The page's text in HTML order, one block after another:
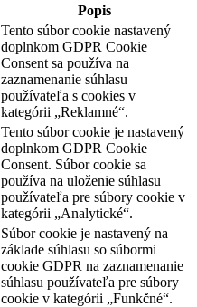
Popis
Tento súbor cookie nastavený
doplnkom GDPR Cookie
Consent sa používa na
zaznamenanie súhlasu
používateľa s cookies v
kategórii „Reklamné“.
Tento súbor cookie je nastavený
doplnkom GDPR Cookie
Consent. Súbor cookie sa
používa na uloženie súhlasu
používateľa pre súbory cookie v
kategórii „Analytické“.
Súbor cookie je nastavený na
základe súhlasu so súbormi
cookie GDPR na zaznamenanie
súhlasu používateľa pre súbory
cookie v kategórii „Funkčné“.